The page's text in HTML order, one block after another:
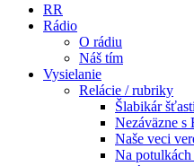
RR
Rádio
O rádiu
Náš tím
Vysielanie
Relácie / rubriky
Šlabikár
Nezáväzne s
Naše veci
Na